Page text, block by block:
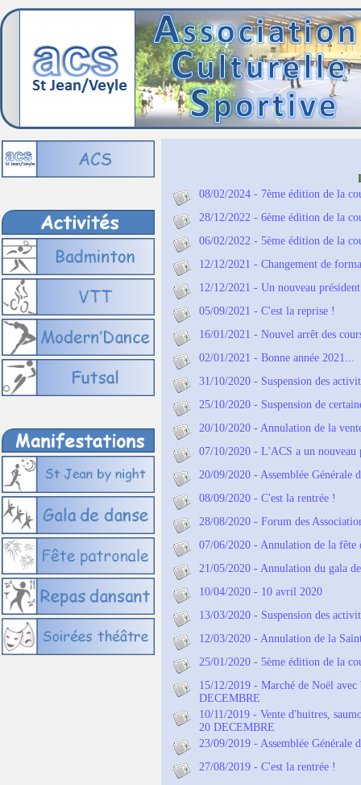
08/02/2024 - 7ème édition de la
28/12/2022 - 6ème édition de la
06/02/2022 - 5ème édition de la
12/12/2021 - Changement de
12/12/2021 - Un nouveau
05/09/2021 - C'est la reprise !
16/01/2021 - Nouvel arrêt des
02/01/2021 - Bonne année 2021...
31/10/2020 - Suspension des
25/10/2020 - Suspension de
20/10/2020 - Annulation de la
07/10/2020 - L'ACS a un nouveau
20/09/2020 - Assemblée Générale
08/09/2020 - C'est la rentrée !
28/08/2020 - Forum des
07/06/2020 - Annulation de la fête
21/05/2020 - Annulation du gala
10/04/2020 - 10 avril 2020
13/03/2020 - Suspension des
12/03/2020 - Annulation de la
25/01/2020 - 5ème édition de la
15/12/2019 - Marché de Noël
DECEMBRE
10/11/2019 - Vente d'huitres,
20 DECEMBRE
23/09/2019 - Assemblée Générale
27/08/2019 - C'est la rentrée !